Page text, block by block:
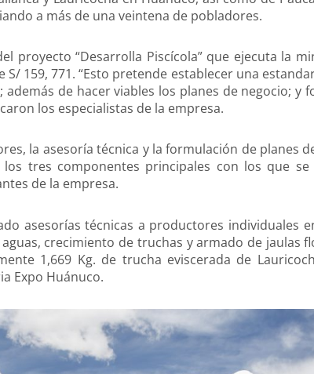
a más de una veintena de pobladores.
proyecto “Desarrolla Piscícola” que ejecuta la
159, 771. “Esto pretende establecer una
de hacer viables los planes de negocio; y
los especialistas de la empresa.
la asesoría técnica y la formulación de planes
tres componentes principales con los que se
de la empresa.
asesorías técnicas a productores individuales
crecimiento de truchas y armado de jaulas
1,669 Kg. de trucha eviscerada de
Expo Huánuco.